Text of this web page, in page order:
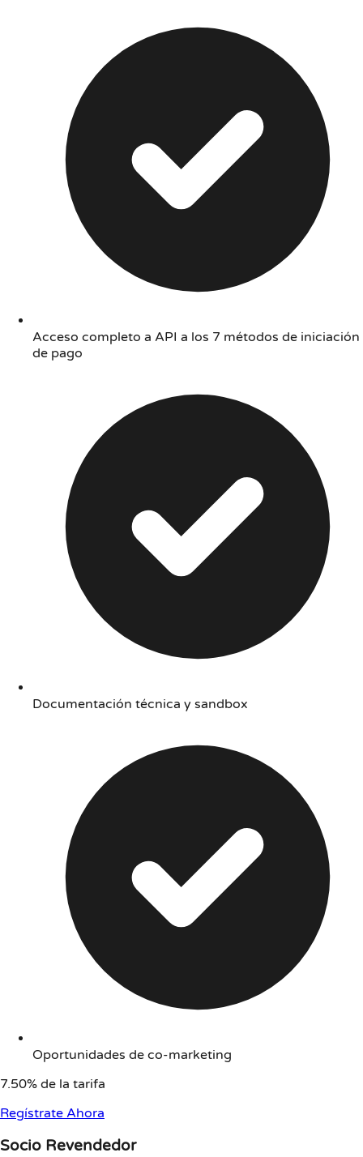
Acceso completo a API a los 7 métodos de iniciación
de pago
Documentación técnica y sandbox
Oportunidades de co-marketing
7.50% de la tarifa
Regístrate Ahora
Socio Revendedor